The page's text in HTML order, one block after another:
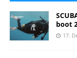
boot
17.